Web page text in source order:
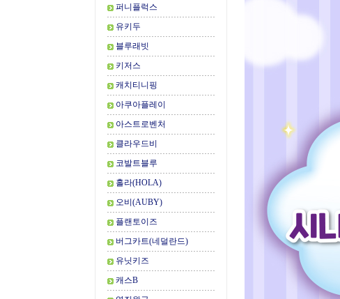
퍼니플럭스
유키두
블루래빗
키저스
캐치티니핑
아쿠아플레이
아스트로벤처
클라우드비
코발트블루
홀라(HOLA)
오비(AUBY)
플랜토이즈
버그카트(네덜란드)
유닛키즈
캐스B